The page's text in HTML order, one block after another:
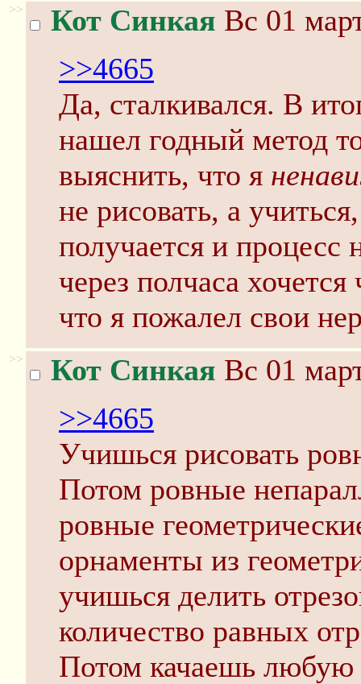
>> Кот Синкая Вс 01
>>4665
Да, сталкивался. В
нашел годный метод
выяснить, что я
не рисовать, а
получается и процесс
через полчаса
что я пожалел свои
>> Кот Синкая Вс 01
>>4665
Учишься рисовать
Потом ровные
ровные
oрнаменты из
учишься делить
количество равных
Потом качаешь любую